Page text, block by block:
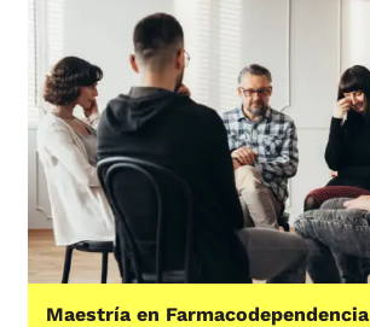
Maestría en Farmacodependencia